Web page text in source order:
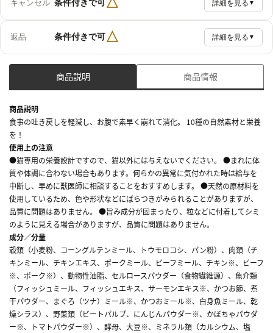
キャンセル 条件付きで可 詳細を見る ▼
返品 条件付きで可△ 詳細を見る ▼
商品説明 商品情報
商品説明
食事の吐き戻しを軽減し、お腹で素早く崩れて消化。 10種の自然素材と栄養
を！
使用上の注意
●猫専用の栄養設計ですので、猫以外には与えないでください。 ●まれに体
質や体調に合わない場合もあります。何らかの異常に気付かれた時は給与を
中断し、早めに獣医師に相談することをおすすめします。 ●天然の原材料を
使用しているため、色や形状などにばらつきがみられることがありますが、
品質に問題はありません。 ●旨み成分が固まったり、粒などに付着してシミ
のように見える場合がありますが、品質に問題はありません。
成分／分量
穀類（小麦粉、コーングルテンミール、トウモロコシ、パン粉）、肉類（チ
キンミール、チキンエキス、ポークミール、ビーフミール、チキン※、ビーフ
※、ポーク※）、動物性油脂、セルロースパウダー（食物繊維源）、魚介類
（フィッシュミール、フィッシュエキス、サーモンエキス※、かつお節、煮
干パウダー、まぐろ（ツナ）ミール※、かつおミール※、白身魚ミール、乾
燥シラス）、野菜類（ビートパルプ、にんじんパウダー※、かぼちゃパウダ
ー※、トマトパウダー※）、酵母、大豆※、ミネラル類（カルシウム、塩